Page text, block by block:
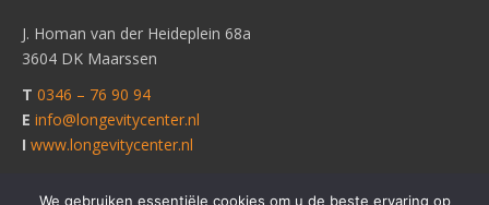
J. Homan van der Heideplein 68a
3604 DK Maarssen
T 0346 – 76 90 94
E info@longevitycenter.nl
I www.longevitycenter.nl
We gebruiken essentiële cookies om u de beste ervaring op